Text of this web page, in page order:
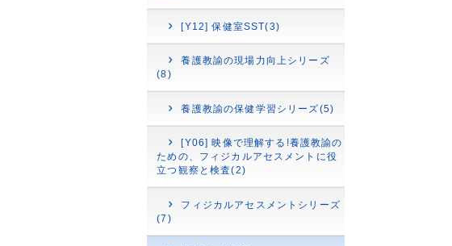
[Y12] 保健室SST(3)
養護教諭の現場力向上シリーズ
(8)
養護教諭の保健学習シリーズ(5)
[Y06] 映像で理解する!養護教諭の
ための、フィジカルアセスメントに役
立つ観察と検査(2)
フィジカルアセスメントシリーズ
(7)